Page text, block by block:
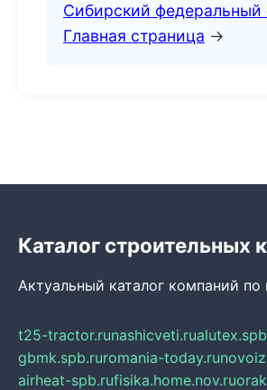
Сибирский федеральный
Главная страница →
Каталог строительных
Актуальный каталог компаний по
t25-tractor.runashicveti.ru
gbmk.spb.ruromania-today.ru
airheat-spb.rufisika.home.nov.ru